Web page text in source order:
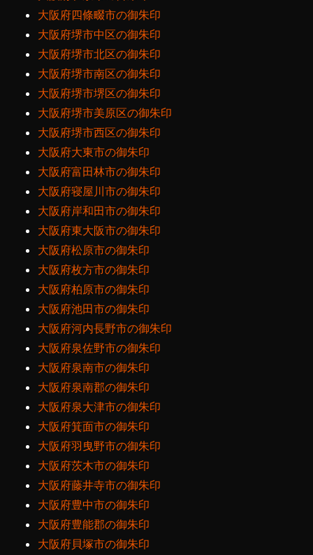
大阪府四條畷市の御朱印
大阪府堺市中区の御朱印
大阪府堺市北区の御朱印
大阪府堺市南区の御朱印
大阪府堺市堺区の御朱印
大阪府堺市美原区の御朱印
大阪府堺市西区の御朱印
大阪府大東市の御朱印
大阪府富田林市の御朱印
大阪府寝屋川市の御朱印
大阪府岸和田市の御朱印
大阪府東大阪市の御朱印
大阪府松原市の御朱印
大阪府枚方市の御朱印
大阪府柏原市の御朱印
大阪府池田市の御朱印
大阪府河内長野市の御朱印
大阪府泉佐野市の御朱印
大阪府泉南市の御朱印
大阪府泉南郡の御朱印
大阪府泉大津市の御朱印
大阪府箕面市の御朱印
大阪府羽曳野市の御朱印
大阪府茨木市の御朱印
大阪府藤井寺市の御朱印
大阪府豊中市の御朱印
大阪府豊能郡の御朱印
大阪府貝塚市の御朱印